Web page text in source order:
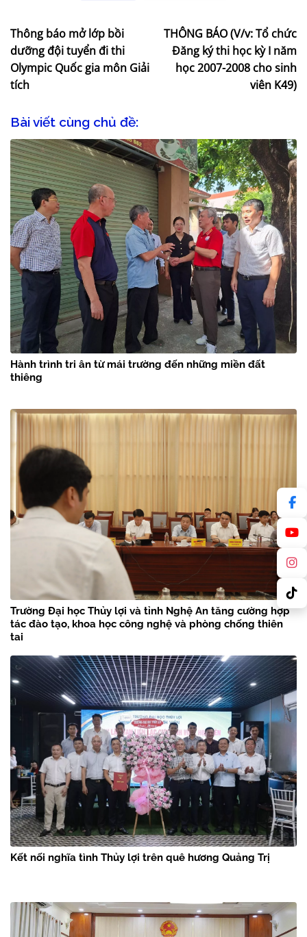
Thông báo mở lớp bồi
dưỡng đội tuyển đi thi
Olympic Quốc gia môn Giải
tích
THÔNG BÁO (V/v: Tổ chức
Đăng ký thi học kỳ I năm
học 2007-2008 cho sinh
viên K49)
Bài viết cùng chủ đề:
Hành trình tri ân từ mái trường đến những miền đất
thiêng
Trường Đại học Thủy lợi và tỉnh Nghệ An tăng cường hợp
tác đào tạo, khoa học công nghệ và phòng chống thiên
tai
Kết nối nghĩa tình Thủy lợi trên quê hương Quảng Trị